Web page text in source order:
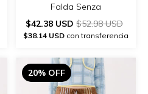
Falda Senza
$42.38 USD $52.98 USD
$38.14 USD con transferencia
20% OFF